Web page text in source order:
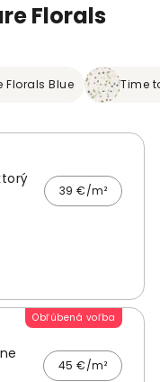
Florals
Florals Blue Time
39 €/m²
Obľúbená voľba
45 €/m²